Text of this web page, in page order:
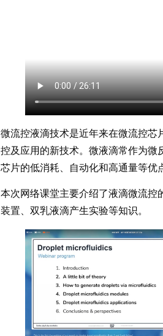
微流控液滴技术是近年来在微流控芯
控及应用的新技术。微液滴常作为微
芯片的低消耗、自动化和高通量等优
本次网络课堂主要介绍了液滴微流控
装置、双乳液滴产生实验等知识。